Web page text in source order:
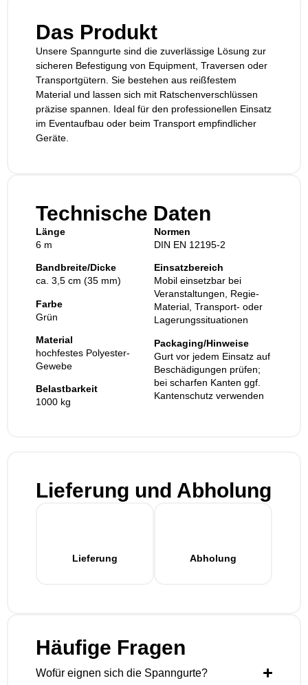
Das Produkt
Unsere Spanngurte sind die zuverlässige Lösung zur
sicheren Befestigung von Equipment, Traversen oder
Transportgütern. Sie bestehen aus reißfestem
Material und lassen sich mit Ratschenverschlüssen
präzise spannen. Ideal für den professionellen Einsatz
im Eventaufbau oder beim Transport empfindlicher
Geräte.
Technische Daten
Länge
6 m
Bandbreite/Dicke
ca. 3,5 cm (35 mm)
Farbe
Grün
Material
hochfestes Polyester-
Gewebe
Belastbarkeit
1000 kg
Normen
DIN EN 12195‑2
Einsatzbereich
Mobil einsetzbar bei
Veranstaltungen, Regie-
Material, Transport- oder
Lagerungssituationen
Packaging/Hinweise
Gurt vor jedem Einsatz auf
Beschädigungen prüfen;
bei scharfen Kanten ggf.
Kantenschutz verwenden
Lieferung und Abholung
Lieferung Abholung
Häufige Fragen
Wofür eignen sich die Spanngurte?